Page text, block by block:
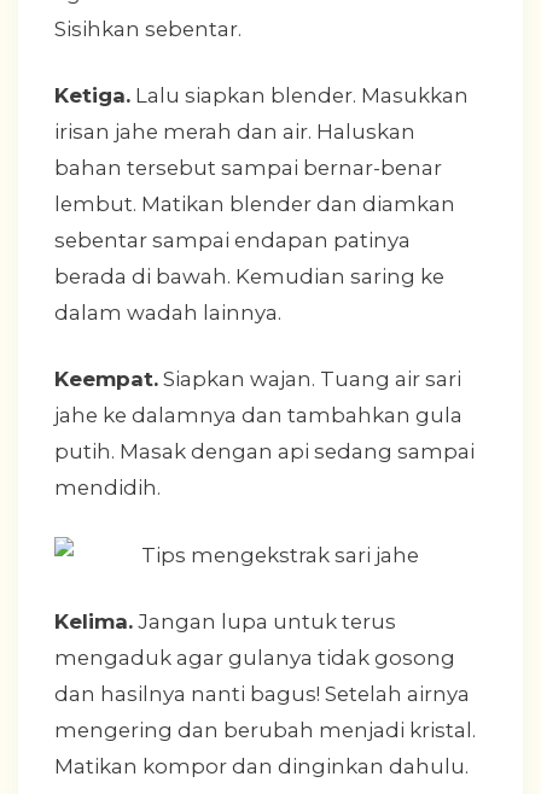
Sisihkan sebentar.
Ketiga. Lalu siapkan blender. Masukkan
irisan jahe merah dan air. Haluskan
bahan tersebut sampai bernar-benar
lembut. Matikan blender dan diamkan
sebentar sampai endapan patinya
berada di bawah. Kemudian saring ke
dalam wadah lainnya.
Keempat. Siapkan wajan. Tuang air sari
jahe ke dalamnya dan tambahkan gula
putih. Masak dengan api sedang sampai
mendidih.
Kelima. Jangan lupa untuk terus
mengaduk agar gulanya tidak gosong
dan hasilnya nanti bagus! Setelah airnya
mengering dan berubah menjadi kristal.
Matikan kompor dan dinginkan dahulu.